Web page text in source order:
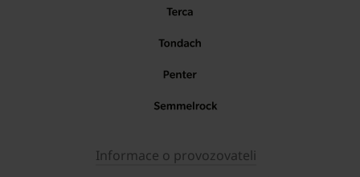
Informace o provozovateli